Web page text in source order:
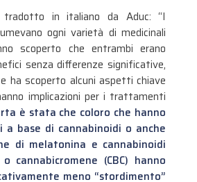
tradotto in italiano da Aduc: “I
ogni varietà di medicinali
scoperto che entrambi erano
senza differenze significative,
ha scoperto alcuni aspetti chiave
implicazioni per i trattamenti
è stata che coloro che hanno
base di cannabinoidi o anche
di melatonina e cannabinoidi
o cannabicromene (CBC) hanno
meno “stordimento”